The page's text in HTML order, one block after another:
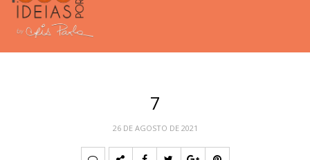
7
26 DE AGOSTO DE 2021